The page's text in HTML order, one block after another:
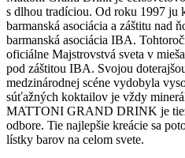
s dlhou tradíciou. Od roku 1997 ju
barmanská asociácia a záštitu nad
barmanská asociácia IBA.
oficiálne Majstrovstvá sveta v
pod záštitou IBA. Svojou
medzinárodnej scéne vydobyla
súťažných koktailov je vždy
MATTONI GRAND DRINK je
odbore. Tie najlepšie kreácie sa
lístky barov na celom svete.